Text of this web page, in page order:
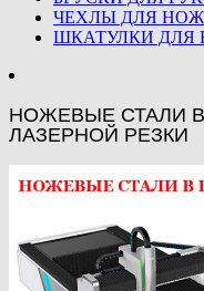
ЧЕХЛЫ ДЛЯ
ШКАТУЛКИ ДЛЯ
НОЖЕВЫЕ СТАЛИ
ЛАЗЕРНОЙ РЕЗКИ